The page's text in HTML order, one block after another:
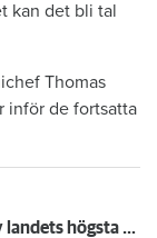
kan det bli tal
Thomas
inför de fortsatta
Eftersatt underhåll plus en av landets högsta hyreshöjningar – hyresgäster får ta smällen för miljonförlusterna